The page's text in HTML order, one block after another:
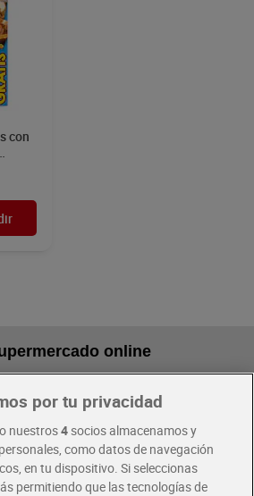
con
online
superiores a 100€
por tu privacidad
nuestros4socios almacenamos y
como datos de navegación
en tu dispositivo. Si seleccionas
permitiendo que las tecnologías de